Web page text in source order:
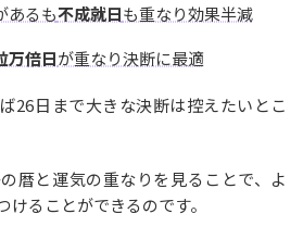
あるも不成就日も重なり効果半減
万倍日が重なり決断に最適
26日まで大きな決断は控えたいとこ
暦と運気の重なりを見ることで、よ
けることができるのです。